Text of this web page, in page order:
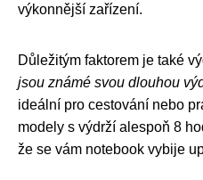
výkonnější zařízení.
Důležitým faktorem je také
jsou známé svou dlouhou
ideální pro cestování nebo
modely s výdrží alespoň 8
že se vám notebook vybije